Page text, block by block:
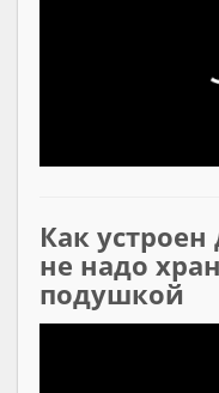
Как
не надо
подушкой